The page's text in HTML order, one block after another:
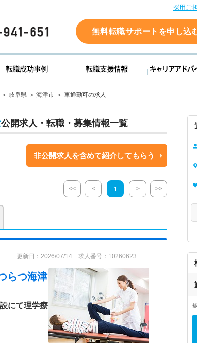
採用ご
0120-941-651 無料転職サポートを申し込
索 転職成功事例 転職支援情報
岐阜県 海津市 車通勤可の求人
公開求人・転職・募集情報一覧
非公開求人を含めて紹介してもらう
<< < 1 > >>
更新日：2026/07/14 求人番号：10260623
らつ海津
にて理学療